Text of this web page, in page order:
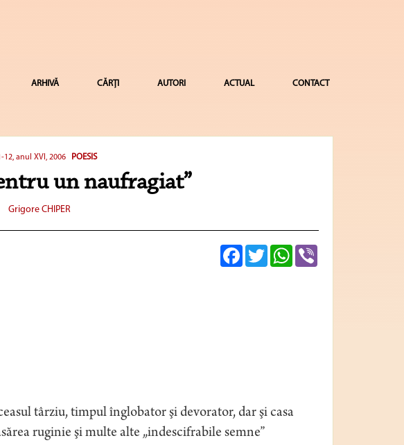
ARHIVĂ CĂRȚI AUTORI ACTUAL CONTACT
12, anul XVI, 2006 POESIS
un naufragiat”
Grigore CHIPER
FacebookTwitterWhatsApp
târziu, timpul înglobator şi devorator, dar şi casa
ruginie şi multe alte „indescifrabile semne”